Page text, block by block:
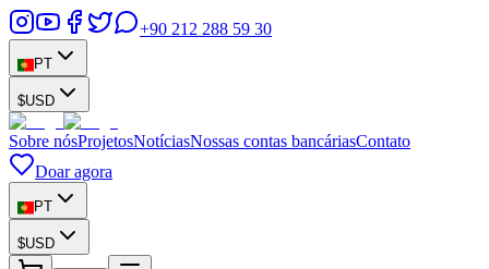
+90 212 288 59 30
PT
$USD
Sobre nósProjetosNotíciasNossas contas bancáriasContato
Doar agora
PT
$USD